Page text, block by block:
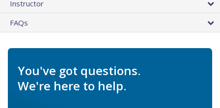
Instructor
FAQs
You've got questions.
We're here to help.